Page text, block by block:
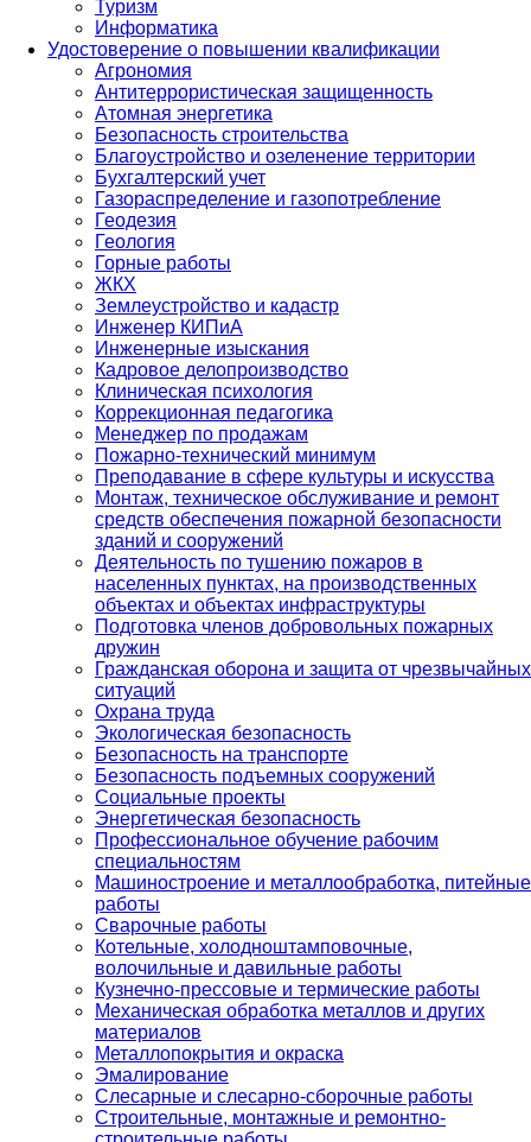
Туризм
Информатика
Удостоверение о повышении квалификации
Агрономия
Антитеррористическая защищенность
Атомная энергетика
Безопасность строительства
Благоустройство и озеленение территории
Бухгалтерский учет
Газораспределение и газопотребление
Геодезия
Геология
Горные работы
ЖКХ
Землеустройство и кадастр
Инженер КИПиА
Инженерные изыскания
Кадровое делопроизводство
Клиническая психология
Коррекционная педагогика
Менеджер по продажам
Пожарно-технический минимум
Преподавание в сфере культуры и искусства
Монтаж, техническое обслуживание и ремонт
средств обеспечения пожарной безопасности
зданий и сооружений
Деятельность по тушению пожаров в
населенных пунктах, на производственных
объектах и объектах инфраструктуры
Подготовка членов добровольных пожарных
дружин
Гражданская оборона и защита от чрезвычайных
ситуаций
Охрана труда
Экологическая безопасность
Безопасность на транспорте
Безопасность подъемных сооружений
Социальные проекты
Энергетическая безопасность
Профессиональное обучение рабочим
специальностям
Машиностроение и металлообработка, питейные
работы
Сварочные работы
Котельные, холодноштамповочные,
волочильные и давильные работы
Кузнечно-прессовые и термические работы
Механическая обработка металлов и других
материалов
Металлопокрытия и окраска
Эмалирование
Слесарные и слесарно-сборочные работы
Строительные, монтажные и ремонтно-